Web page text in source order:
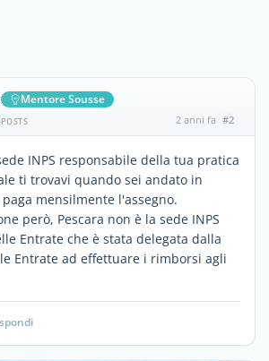
Mentore Sousse
POSTS 2 anni fa #2
INPS responsabile della tua pratica
ti trovavi quando sei andato in
mensilmente l'assegno.
però, Pescara non è la sede INPS
Entrate che è stata delegata dalla
Entrate ad effettuare i rimborsi agli